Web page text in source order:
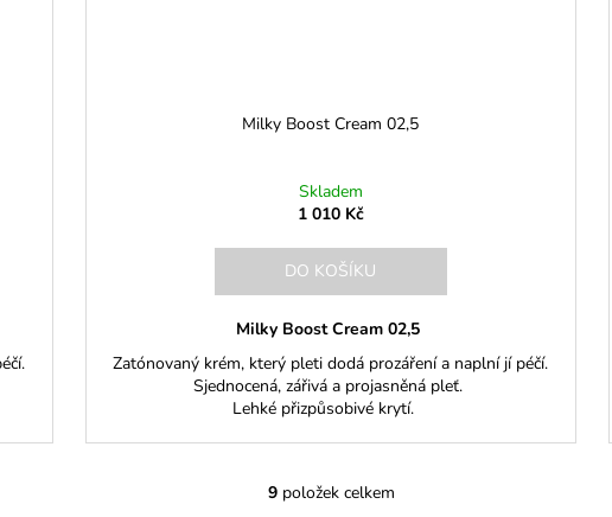
Milky Boost Cream 02,5
Skladem
1 010 Kč
DO KOŠÍKU
Milky Boost Cream 02,5
Zatónovaný krém, který pleti dodá prozáření a naplní jí péčí.
Sjednocená, zářivá a projasněná pleť.
Lehké přizpůsobivé krytí.
O
9položek celkem